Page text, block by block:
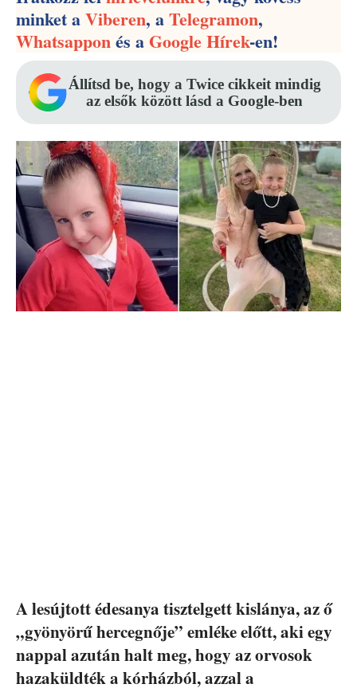
minket aViberen, aTelegramon,
Whatsapponés aGoogle Hírek-en!
Állítsd be, hogy a Twice cikkeit mindig
az elsők között lásd a Google-ben
A lesújtott édesanya tisztelgett kislánya, az ő
„gyönyörű hercegnője” emléke előtt, aki egy
nappal azután halt meg, hogy az orvosok
hazaküldték a kórházból, azzal a